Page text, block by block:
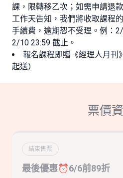
課，限轉移乙次；如需申請退
工作天告知，我們將收取課程
手續費，逾期恕不受理。例：
2/10 23:59 截止。
報名課程即贈《經理人月刊
起送）
票價
結束售票
最後優惠⏰6/6前89折